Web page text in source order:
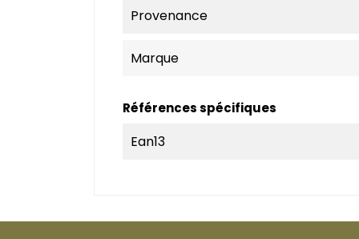
Provenance
Marque
Références spécifiques
Ean13